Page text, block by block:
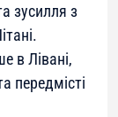
зусилля з
в Лівані,
передмісті